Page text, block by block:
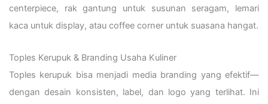
centerpiece, rak gantung untuk susunan seragam, lemari
kaca untuk display, atau coffee corner untuk suasana hangat.
Toples Kerupuk & Branding Usaha Kuliner
Toples kerupuk bisa menjadi media branding yang efektif—
dengan desain konsisten, label, dan logo yang terlihat. Ini